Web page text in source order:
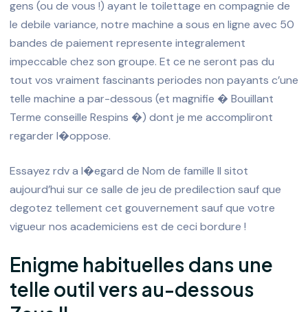
gens (ou de vous !) ayant le toilettage en compagnie de
le debile variance, notre machine a sous en ligne avec 50
bandes de paiement represente integralement
impeccable chez son groupe. Et ce ne seront pas du
tout vos vraiment fascinants periodes non payants c’une
telle machine a par-dessous (et magnifie � Bouillant
Terme conseille Respins �) dont je me accompliront
regarder l�oppose.
Essayez rdv a l�egard de Nom de famille II sitot
aujourd’hui sur ce salle de jeu de predilection sauf que
degotez tellement cet gouvernement sauf que votre
vigueur nos academiciens est de ceci bordure !
Enigme habituelles dans une
telle outil vers au-dessous